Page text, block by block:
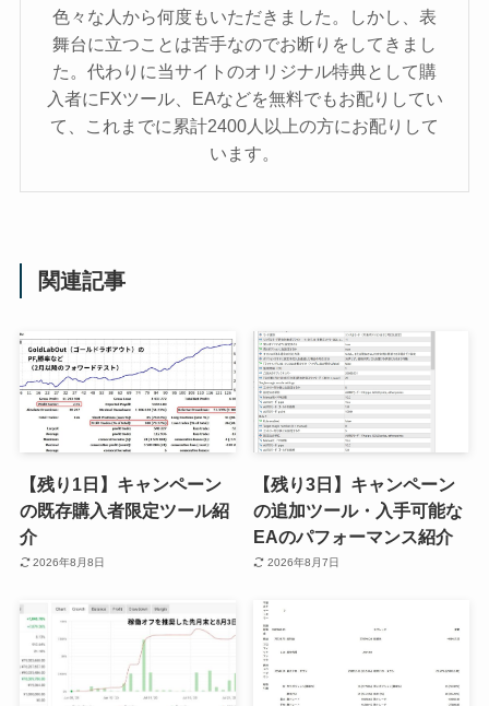
色々な人から何度もいただきました。しかし、表
舞台に立つことは苦手なのでお断りをしてきまし
た。代わりに当サイトのオリジナル特典として購
入者にFXツール、EAなどを無料でもお配りしてい
て、これまでに累計2400人以上の方にお配りして
います。
関連記事
【残り1日】キャンペーン
の既存購入者限定ツール紹
介
2026年8月8日
【残り3日】キャンペーン
の追加ツール・入手可能な
EAのパフォーマンス紹介
2026年8月7日